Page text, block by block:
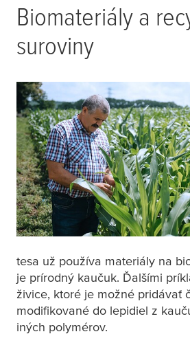
Biomateriály a
suroviny
tesa už používa materiály na
je prírodný kaučuk. Ďalšími
živice, ktoré je možné pridávať
modifikované do lepidiel z
iných polymérov.